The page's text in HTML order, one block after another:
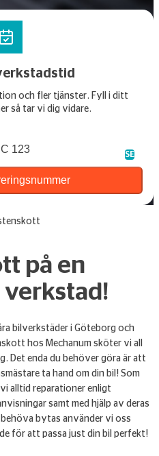
och fler tjänster. Fyll i ditt
så tar vi dig vidare.
SE
på en
bilverkstäder i Göteborg och
hos Mechanum sköter vi all
Det enda du behöver göra är att
ta hand om din bil! Som
alltid reparationer enligt
samt med hjälp av deras
bytas använder vi oss
för att passa just din bil perfekt!